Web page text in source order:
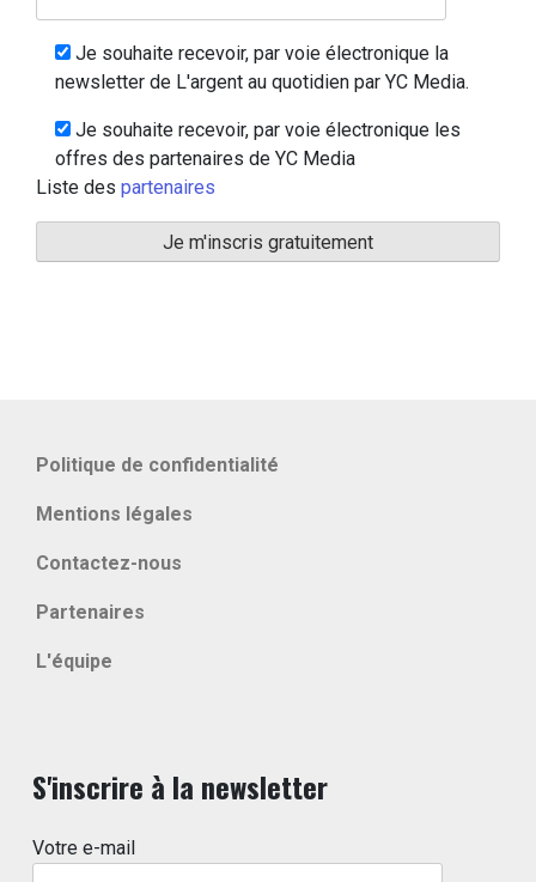
Je souhaite recevoir, par voie électronique la
newsletter de L'argent au quotidien par YC Media.
Je souhaite recevoir, par voie électronique les
offres des partenaires de YC Media
Liste des partenaires
Politique de confidentialité
Mentions légales
Contactez-nous
Partenaires
L'équipe
S'inscrire à la newsletter
Votre e-mail